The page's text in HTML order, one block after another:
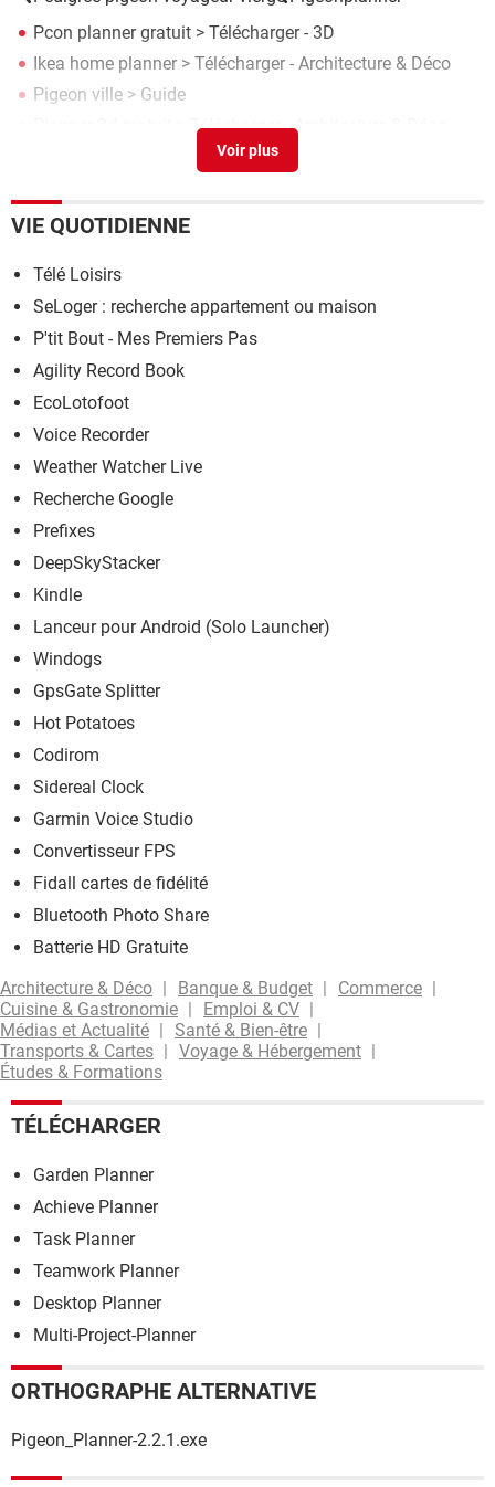
Pcon planner gratuit > Télécharger - 3D
Ikea home planner > Télécharger - Architecture & Déco
Pigeon ville > Guide
> Télécharger - Architecture & Déco
Logiciel wedding planner> Télécharger - Organisation
VIE QUOTIDIENNE
Télé Loisirs
SeLoger : recherche appartement ou maison
P'tit Bout - Mes Premiers Pas
Agility Record Book
EcoLotofoot
Voice Recorder
Weather Watcher Live
Recherche Google
Prefixes
DeepSkyStacker
Kindle
Lanceur pour Android (Solo Launcher)
Windogs
GpsGate Splitter
Hot Potatoes
Codirom
Sidereal Clock
Garmin Voice Studio
Convertisseur FPS
Fidall cartes de fidélité
Bluetooth Photo Share
Batterie HD Gratuite
Architecture & Déco
Banque & Budget
Commerce
Cuisine & Gastronomie
Emploi & CV
Médias et Actualité
Santé & Bien-être
Transports & Cartes
Voyage & Hébergement
Études & Formations
TÉLÉCHARGER
Garden Planner
Achieve Planner
Task Planner
Teamwork Planner
Desktop Planner
Multi-Project-Planner
ORTHOGRAPHE ALTERNATIVE
Pigeon_Planner-2.2.1.exe